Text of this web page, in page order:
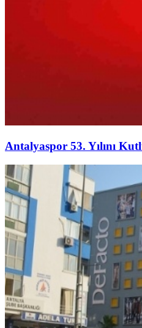
Antalyaspor 53. Yılını